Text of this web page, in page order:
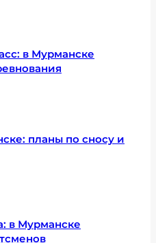
в Мурманске
планы по сносу и
в Мурманске